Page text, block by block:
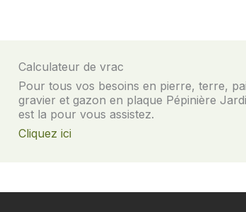
Calculateur de vrac​
Pour tous vos besoins en pierre, terre,
gravier et gazon en plaque Pépinière
est la pour vous assistez.
Cliquez ici